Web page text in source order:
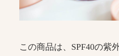
この商品は、SPF40の紫